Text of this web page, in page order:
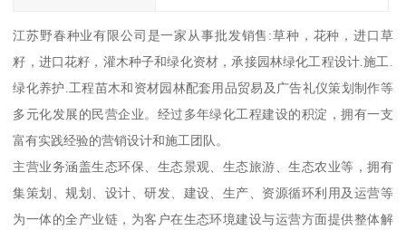
江苏野春种业有限公司是一家从事批发销售:草种，花种，进口草
籽，进口花籽，灌木种子和绿化资材，承接园林绿化工程设计.施工.
绿化养护.工程苗木和资材园林配套用品贸易及广告礼仪策划制作等
多元化发展的民营企业。经过多年绿化工程建设的积淀，拥有一支
富有实践经验的营销设计和施工团队。
主营业务涵盖生态环保、生态景观、生态旅游、生态农业等，拥有
集策划、规划、设计、研发、建设、生产、资源循环利用及运营等
为一体的全产业链，为客户在生态环境建设与运营方面提供整体解